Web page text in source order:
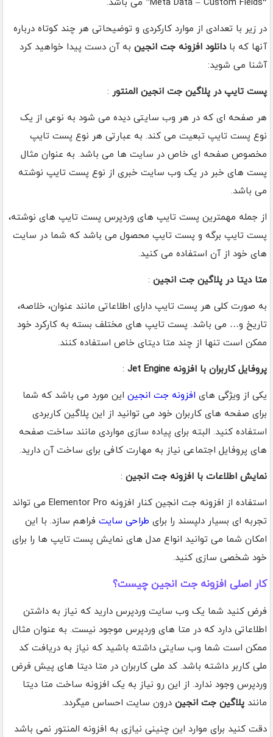
“Meta Data – Custom Fields” می باشد.
در زیر با تعدادی از موارد کارکردی و توضیحاتی هر چند کوتاه درباره
آنها که بادانلود افزونه جت انجین به آن دست پیدا خواهید کرد
آشنا می شوید:
پست تایپ در پلاگین جت انجین المنتور :
هر صفحه ای که در هر وب سایتی دیده می شود به نوعی از یک
نوع پست تایپ تبعیت می کند. به عبارتی هر نوع پست تایپ
مخصوص صفحه ای خاص در سایت ها می باشد. به عنوان مثال
پست های خبر در یک وب سایت خبری از نوع پست تایپ نوشته
می باشد.
از جمله مهمترین پست تایپ های وردپرس پست تایپ های نوشته،
پست تایپ برگه و پست تایپ محصول می باشد که شما در سایت
های خود از آن استفاده می کنید.
متا دیتا در پلاگین جت انجین :
به صورت کلی هر پست تایپ دارای اطلاعاتی مانند عنوان، خلاصه،
تاریخ و… می باشد. پست تایپ های مختلف بسته به کارکرد خود
ممکن است تنها از چند متا دیتای خاص استفاده کنند.
پروفایل کاربران با افزونه Jet Engine :
یکی از ویژگی های افزونه جت انجین این مورد می باشد که شما
برای صفحه های کاربران خود می توانید از این پلاگین کاربردی
استفاده کنید. البته برای پیاده سازی مواردی مانند ساخت صفحه
های پروفایل اجتماعی نیاز به مهارت کافی برای ساخت آن دارید.
نمایش اطلاعات با افزونه جت انجین :
استفاده از افزونه جت انجین کنار افزونه Elementor Pro می تواند
تجربه ای بسیار دلپسند را برای طراحی سایت فراهم سازد. با این
امکان شما می توانید انواع مدل های نمایش پست تایپ ها را برای
خود شخصی سازی کنید.
کار اصلی افزونه جت انجین چیست؟
فرض کنید شما یک وب سایت وردپرس دارید که نیاز به داشتن
اطلاعاتی دارد که در متا های وردپرس موجود نیست. به عنوان مثال
ممکن است شما وب سایتی داشته باشید که نیاز به دریافت کد
ملی کاربر داشته باشد. کد ملی کاربران در متا دیتا های پیش فرض
وردپرس وجود ندارد. از این رو نیاز به یک افزونه ساخت متا دیتا
مانند پلاگین جت انجین درون سایت احساس میگردد.
دقت کنید برای موارد این چنینی نیازی به افزونه المنتور نمی باشد